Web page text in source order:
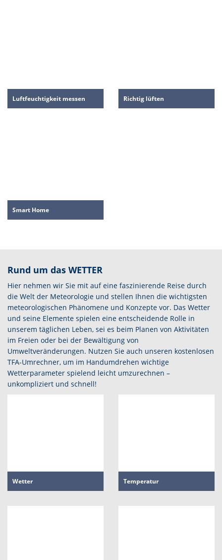
Luftfeuchtigkeit messen Richtig lüften
Smart Home
Rund um das WETTER
Hier nehmen wir Sie mit auf eine faszinierende Reise durch
die Welt der Meteorologie und stellen Ihnen die wichtigsten
meteorologischen Phänomene und Konzepte vor. Das Wetter
und seine Elemente spielen eine entscheidende Rolle in
unserem täglichen Leben, sei es beim Planen von Aktivitäten
im Freien oder bei der Bewältigung von
Umweltveränderungen. Nutzen Sie auch unseren kostenlosen
TFA-Umrechner, um im Handumdrehen wichtige
Wetterparameter spielend leicht umzurechnen –
unkompliziert und schnell!
Wetter Temperatur